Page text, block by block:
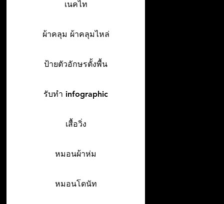
เนคไท
ผ้าคลุม ผ้าคลุมไหล่
ป้ายตัวอักษรตั้งพื้น
รับทำ infographic
เสื้อวิ่ง
หมอนผ้าห่ม
หมอนโดนัท